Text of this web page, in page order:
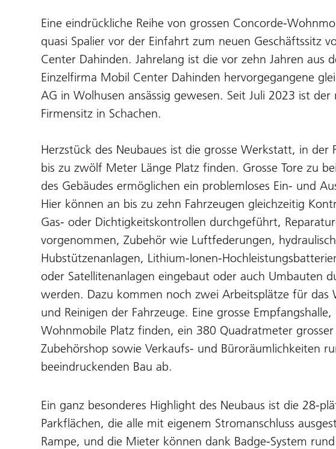
Eine eindrückliche Reihe von grossen Concorde-
quasi Spalier vor der Einfahrt zum neuen Geschäftssitz
Center Dahinden. Jahrelang ist die vor zehn Jahren aus
Einzelfirma Mobil Center Dahinden hervorgegangene
AG in Wolhusen ansässig gewesen. Seit Juli 2023 ist der
Firmensitz in Schachen.
Herzstück des Neubaues ist die grosse Werkstatt, in der
bis zu zwölf Meter Länge Platz finden. Grosse Tore zu
des Gebäudes ermöglichen ein problemloses Ein- und
Hier können an bis zu zehn Fahrzeugen gleichzeitig
Gas- oder Dichtigkeitskontrollen durchgeführt,
vorgenommen, Zubehör wie Luftfederungen,
Hubstützenanlagen, Lithium-Ionen-
oder Satellitenanlagen eingebaut oder auch Umbauten
werden. Dazu kommen noch zwei Arbeitsplätze für das
und Reinigen der Fahrzeuge. Eine grosse
Wohnmobile Platz finden, ein 380 Quadratmeter grosser
Zubehörshop sowie Verkaufs- und Büroräumlichkeiten
beeindruckenden Bau ab.
Ein ganz besonderes Highlight des Neubaus ist die
Parkflächen, die alle mit eigenem Stromanschluss
Rampe, und die Mieter können dank Badge-System